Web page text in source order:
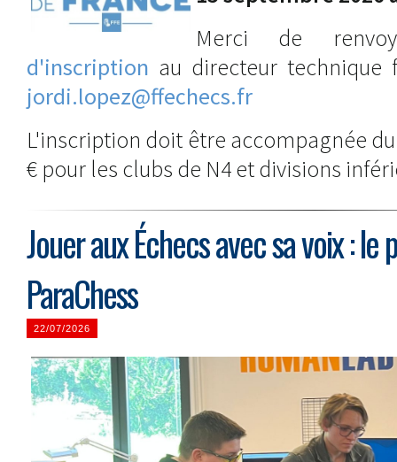
Merci de
d'inscription au directeur technique
jordi.lopez@ffechecs.fr
L'inscription doit être accompagnée
€ pour les clubs de N4 et divisions
Jouer aux Échecs avec sa voix : le
ParaChess
22/07/2026